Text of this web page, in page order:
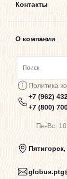
Контакты
О компании
Политика
Политика
+7 (962)
+7 (800)
Пн-Вс: